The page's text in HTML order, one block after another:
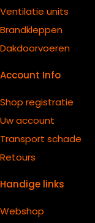
Ventilatie units
Brandkleppen
Dakdoorvoeren
Account Info
Shop registratie
Uw account
Transport schade
Retours
Handige links
Webshop